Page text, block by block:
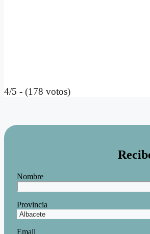
4/5 - (178 votos)
Nombre
Provincia
Email